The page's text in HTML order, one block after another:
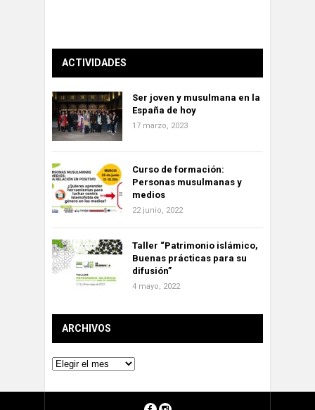
ACTIVIDADES
Ser joven y musulmana en la
España de hoy
17 marzo, 2023
Curso de formación:
Personas musulmanas y
medios
22 junio, 2022
Taller “Patrimonio islámico,
Buenas prácticas para su
difusión”
4 mayo, 2022
ARCHIVOS
Archivos